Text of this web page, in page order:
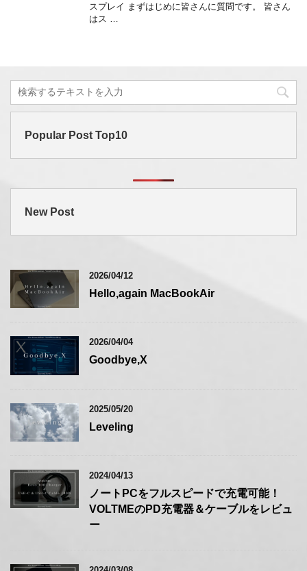
スプレイ まずはじめに皆さんに質問です。 皆さん
はス …
Popular Post Top10
New Post
2026/04/12
Hello,again MacBookAir
2026/04/04
Goodbye,X
2025/05/20
Leveling
2024/04/13
ノートPCをフルスピードで充電可能！
VOLTMEのPD充電器＆ケーブルをレビュ
ー